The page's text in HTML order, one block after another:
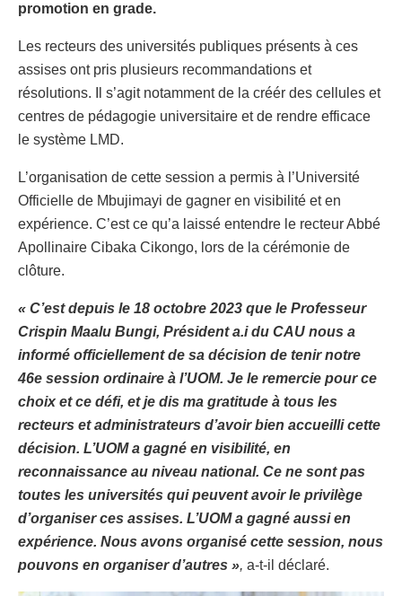
promotion en grade.
Les recteurs des universités publiques présents à ces
assises ont pris plusieurs recommandations et
résolutions. Il s’agit notamment de la créér des cellules et
centres de pédagogie universitaire et de rendre efficace
le système LMD.
L’organisation de cette session a permis à l’Université
Officielle de Mbujimayi de gagner en visibilité et en
expérience. C’est ce qu’a laissé entendre le recteur Abbé
Apollinaire Cibaka Cikongo, lors de la cérémonie de
clôture.
« C’est depuis le 18 octobre 2023 que le Professeur
Crispin Maalu Bungi, Président a.i du CAU nous a
informé officiellement de sa décision de tenir notre
46e session ordinaire à l’UOM. Je le remercie pour ce
choix et ce défi, et je dis ma gratitude à tous les
recteurs et administrateurs d’avoir bien accueilli cette
décision. L’UOM a gagné en visibilité, en
reconnaissance au niveau national. Ce ne sont pas
toutes les universités qui peuvent avoir le privilège
d’organiser ces assises. L’UOM a gagné aussi en
expérience. Nous avons organisé cette session, nous
pouvons en organiser d’autres », a-t-il déclaré.